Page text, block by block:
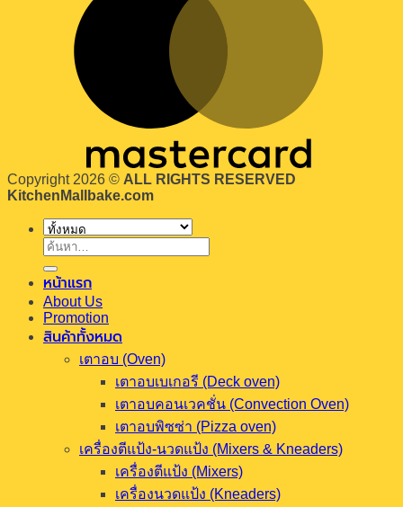
Copyright 2026 © ALL RIGHTS RESERVED
KitchenMallbake.com
ค้นหา:
หน้าแรก
About Us
Promotion
สินค้าทั้งหมด
เตาอบ (Oven)
เตาอบเบเกอรี (Deck oven)
เตาอบคอนเวคชั่น (Convection Oven)
เตาอบพิซซ่า (Pizza oven)
เครื่องตีแป้ง-นวดแป้ง (Mixers & Kneaders)
เครื่องตีแป้ง (Mixers)
เครื่องนวดแป้ง (Kneaders)